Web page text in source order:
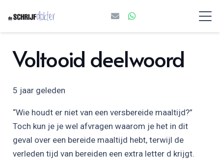
Voltooid deelwoord
5 jaar geleden
“Wie houdt er niet van een versbereide maaltijd?”
Toch kun je je wel afvragen waarom je het in dit
geval over een bereide maaltijd hebt, terwijl de
verleden tijd van bereiden een extra letter d krijgt.